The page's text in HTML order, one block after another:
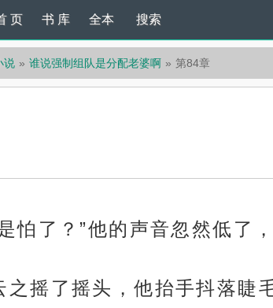
页 书 库 全本 搜索
说 谁说强制组队是分配老婆啊 第84章
怕了？”他的声音忽然低了
之摇了摇头，他抬手抖落睫